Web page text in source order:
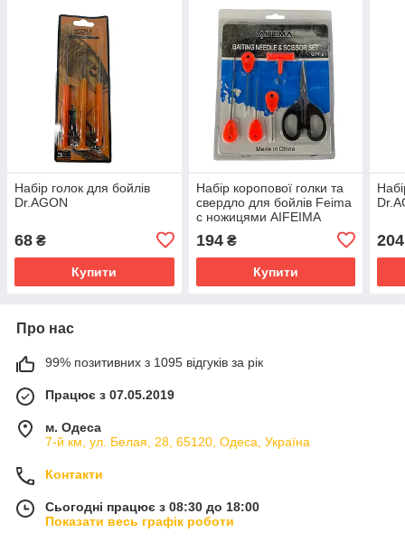
Набір голок для бойлів
Dr.AGON
68 ₴
Купити
Набір коропової голки та
свердло для бойлів Feima
c ножицями AIFEIMA
194₴
Купити
204
Про нас
99% позитивних з 1095 відгуків за рік
Працює з 07.05.2019
м. Одеса
7-й км, ул. Белая, 28, 65120, Одеса, Україна
Контакти
Сьогодні працює з 08:30 до 18:00
Показати весь графік роботи